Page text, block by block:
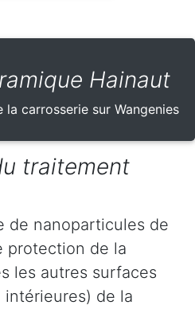
Hainaut
carrosserie sur Wangenies
traitement
de nanoparticules de
protection de la
les autres surfaces
de la